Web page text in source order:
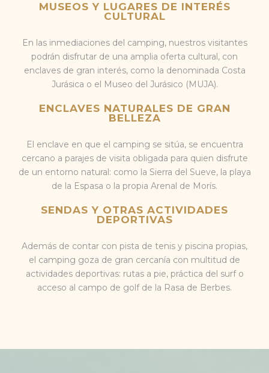
MUSEOS Y LUGARES DE INTERÉS
CULTURAL
En las inmediaciones del camping, nuestros visitantes
podrán disfrutar de una amplia oferta cultural, con
enclaves de gran interés, como la denominada Costa
Jurásica o el Museo del Jurásico (MUJA).
ENCLAVES NATURALES DE GRAN
BELLEZA
El enclave en que el camping se sitúa, se encuentra
cercano a parajes de visita obligada para quien disfrute
de un entorno natural: como la Sierra del Sueve, la playa
de la Espasa o la propia Arenal de Morís.
SENDAS Y OTRAS ACTIVIDADES
DEPORTIVAS
Además de contar con pista de tenis y piscina propias,
el camping goza de gran cercanía con multitud de
actividades deportivas: rutas a pie, práctica del surf o
acceso al campo de golf de la Rasa de Berbes.